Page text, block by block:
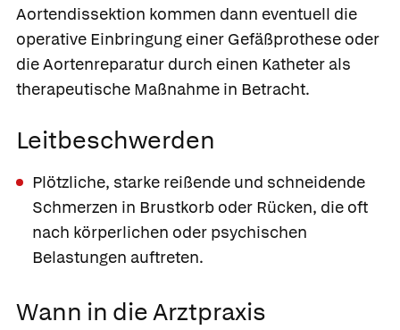
Aortendissektion kommen dann eventuell die
operative Einbringung einer Gefäßprothese oder
die Aortenreparatur durch einen Katheter als
therapeutische Maßnahme in Betracht.
Leitbeschwerden
Plötzliche, starke reißende und schneidende
Schmerzen in Brustkorb oder Rücken, die oft
nach körperlichen oder psychischen
Belastungen auftreten.
Wann in die Arztpraxis